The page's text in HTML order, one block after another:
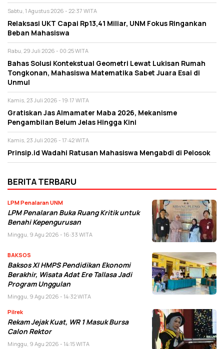
Sabtu, 1 Agustus 2026 - 22:37 WITA
Relaksasi UKT Capai Rp13,41 Miliar, UNM Fokus Ringankan
Beban Mahasiswa
Rabu, 29 Juli 2026 - 00:25 WITA
Bahas Solusi Kontekstual Geometri Lewat Lukisan Rumah
Tongkonan, Mahasiswa Matematika Sabet Juara Esai di
Unmul
Kamis, 23 Juli 2026 - 19:17 WITA
Gratiskan Jas Almamater Maba 2026, Mekanisme
Pengambilan Belum Jelas Hingga Kini
Kamis, 23 Juli 2026 - 17:42 WITA
Prinsip.id Wadahi Ratusan Mahasiswa Mengabdi di Pelosok
BERITA TERBARU
LPM Penalaran UNM
LPM Penalaran Buka Ruang Kritik untuk
Benahi Kepengurusan
Minggu, 9 Agu 2026 - 16:33 WITA
BAKSOS
Baksos XI HMPS Pendidikan Ekonomi
Berakhir, Wisata Adat Ere Tallasa Jadi
Program Unggulan
Minggu, 9 Agu 2026 - 14:32 WITA
Pilrek
Rekam Jejak Kuat, WR 1 Masuk Bursa
Calon Rektor
Minggu, 9 Agu 2026 - 14:15 WITA